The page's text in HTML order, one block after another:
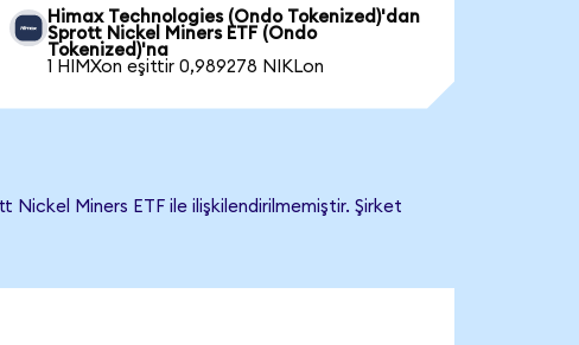
Himax Technologies (Ondo Tokenized)'dan
Sprott Nickel Miners ETF (Ondo
Tokenized)'na
1 HIMXon eşittir 0,989278 NIKLon
Nickel Miners ETF ile ilişkilendirilmemiştir. Şirket